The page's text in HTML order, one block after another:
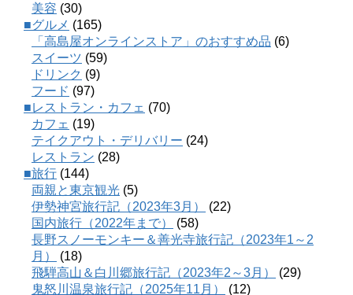
美容 (30)
■グルメ (165)
「高島屋オンラインストア」のおすすめ品 (6)
スイーツ (59)
ドリンク (9)
フード (97)
■レストラン・カフェ (70)
カフェ (19)
テイクアウト・デリバリー (24)
レストラン (28)
■旅行 (144)
両親と東京観光 (5)
伊勢神宮旅行記（2023年3月）
(22)
国内旅行（2022年まで）
(58)
長野スノーモンキー＆善光寺旅行記（2023年1～2
月）
(18)
飛騨高山＆白川郷旅行記（2023年2～3月）
(29)
鬼怒川温泉旅行記（2025年11月）
(12)